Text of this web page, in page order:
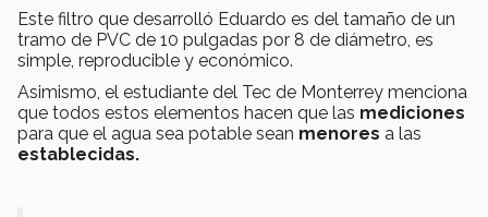
Este filtro que desarrolló Eduardo es del tamaño de un
tramo de PVC de 10 pulgadas por 8 de diámetro, es
simple, reproducible y económico.
Asimismo, el estudiante del Tec de Monterrey menciona
que todos estos elementos hacen que las mediciones
para que el agua sea potable sean menores a las
establecidas.